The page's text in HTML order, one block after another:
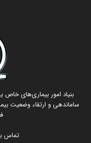
بنیاد امور بیماری‌های
ساماندهی و ارتقاء وضعیت
تماس